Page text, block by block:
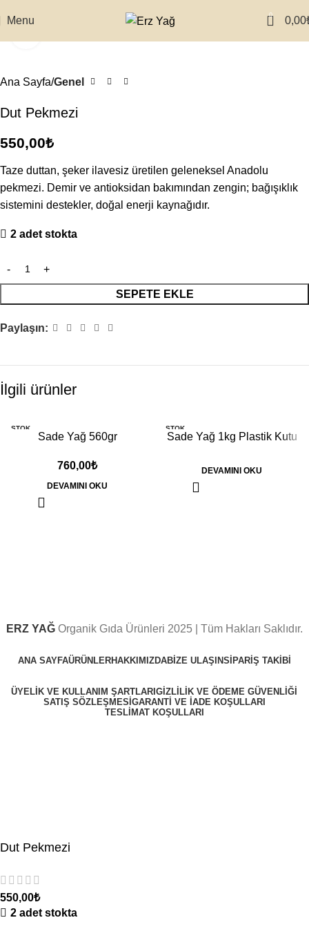
Menu 0 0,00
Ana Sayfa Genel
Dut Pekmezi
550,00₺
Taze duttan, şeker ilavesiz üretilen geleneksel Anadolu
pekmezi. Demir ve antioksidan bakımından zengin; bağışıklık
sistemini destekler, doğal enerji kaynağıdır.
2 adet stokta
SEPETE EKLE
Paylaşın:
İlgili ürünler
STOK
Sade Yağ 560gr
760,00₺
DEVAMINI OKU
STOK
YOK
Sade Yağ 1kg Plastik Kutu
DEVAMINI OKU
ERZ YAĞOrganik Gıda Ürünleri 2025 | Tüm Hakları Saklıdır.
ANA SAYFAÜRÜNLERHAKKIMIZDABİZE ULAŞINSİPARİŞ TAKİBİ
ÜYELIK VE KULLANIM ŞARTLARIGIZLILIK VE ÖDEME GÜVENLIĞI
SATIŞ SÖZLEŞMESI GARANTI VE İADE KOŞULLARI
TESLIMAT KOŞULLARI
Dut Pekmezi
550,00₺
2 adet stokta